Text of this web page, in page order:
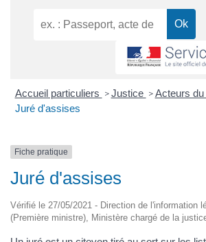
Accueil particuliers > Justice > Acteurs
Juré d'assises
Fiche pratique
Juré d'assises
Vérifié le 27/05/2021 - Direction de l'information
(Première ministre), Ministère chargé de la